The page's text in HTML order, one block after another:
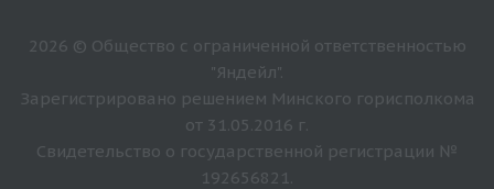
2026 © Общество с ограниченной ответственностью
"Яндейл".
Зарегистрировано решением Минского горисполкома
от 31.05.2016 г.
Свидетельство о государственной регистрации №
192656821.